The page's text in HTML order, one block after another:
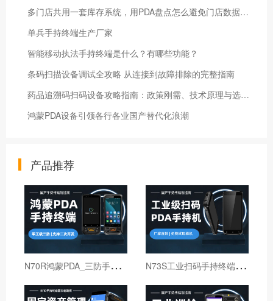
多门店共用一套库存系统，用PDA盘点怎么避免门店数据串掉？
单兵手持终端生产厂家
智能移动执法手持终端是什么？有哪些功能？
条码扫描设备调试全攻略 从连接到故障排除的完整指南
药品追溯码扫码设备攻略指南：政策刚需、技术原理与选型要点
鸿蒙PDA设备引领各行各业国产替代化浪潮
产品推荐
N
70R鸿蒙PDA_三防手持PDA终端_国产鸿蒙手持终端 N
73S工业扫码手持终端｜6寸仓库出入库PDA扫码枪